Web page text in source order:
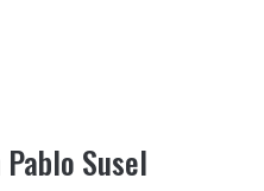
Susel